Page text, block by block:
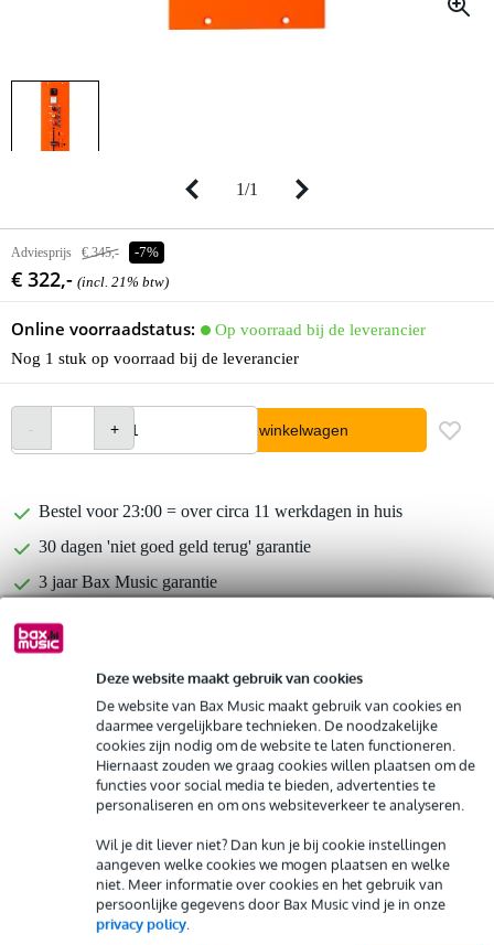
Deze website maakt gebruik van cookies
De website van Bax Music maakt gebruik van cookies en
daarmee vergelijkbare technieken. De noodzakelijke
cookies zijn nodig om de website te laten functioneren.
Hiernaast zouden we graag cookies willen plaatsen om de
functies voor social media te bieden, advertenties te
personaliseren en om ons websiteverkeer te analyseren.
Wil je dit liever niet? Dan kun je bij cookie instellingen
aangeven welke cookies we mogen plaatsen en welke
niet. Meer informatie over cookies en het gebruik van
persoonlijke gegevens door Bax Music vind je in onze
privacy policy.
1/1
Adviesprijs € 345,- -7%
€ 322,- (incl. 21% btw)
Online voorraadstatus:
Op voorraad bij de leverancier
Nog 1 stuk op voorraad bij de leverancier
In winkelwagen
Bestel voor 23:00 = over circa 11 werkdagen in huis
30 dagen 'niet goed geld terug' garantie
3 jaar Bax Music garantie
Gratis ophalen in de winkel
Kies nu voor 2 jaar extra Bax Music garantie en meer
voordelen
€ 16,10 eenmalig
Huur dit product
Huur dit product al vanaf 23 euro per maand
Huur meerdere producten tegelijk: min. € 300,- en max.
Productinformatie
Bekijk alle productspecificaties